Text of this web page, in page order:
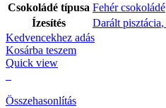
Csokoládé típusa Fehér csokoládé
Ízesítés
Darált pisztácia,
Kedvencekhez adás
Kosárba teszem
Quick view
Összehasonlítás